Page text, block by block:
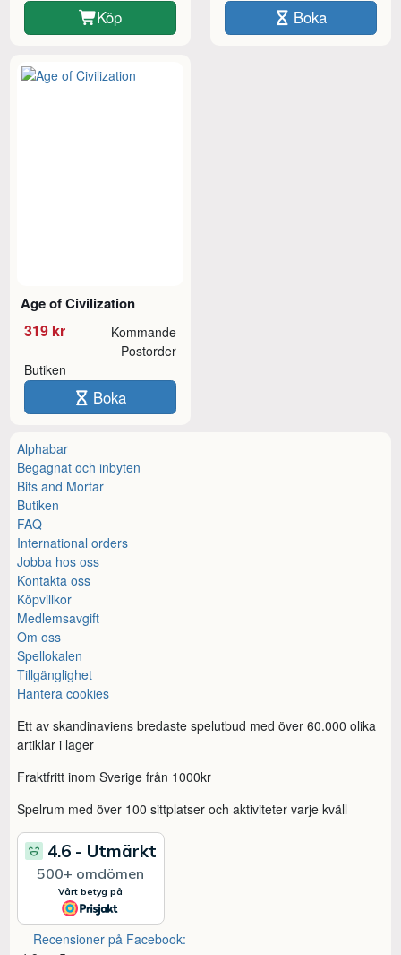
Köp Boka
Age of Civilization
319 kr Kommande
Butiken
Postorder
Boka
Alphabar
Begagnat och inbyten
Bits and Mortar
Butiken
FAQ
International orders
Jobba hos oss
Kontakta oss
Köpvillkor
Medlemsavgift
Om oss
Spellokalen
Tillgänglighet
Hantera cookies
Ett av skandinaviens bredaste spelutbud med över 60.000 olika
artiklar i lager
Fraktfritt inom Sverige från 1000kr
Spelrum med över 100 sittplatser och aktiviteter varje kväll
Recensioner på Facebook: